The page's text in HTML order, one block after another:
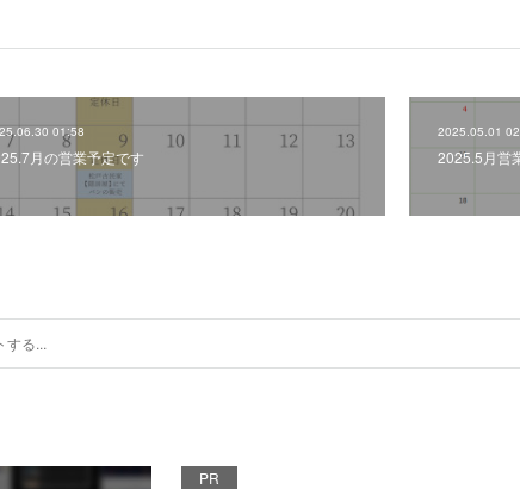
01:58
月の営業予定です
2025.05.01
2025.5月営
PR